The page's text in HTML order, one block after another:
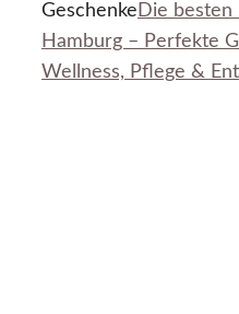
Geschenke Die besten
Hamburg – Perfekte
Wellness, Pflege &